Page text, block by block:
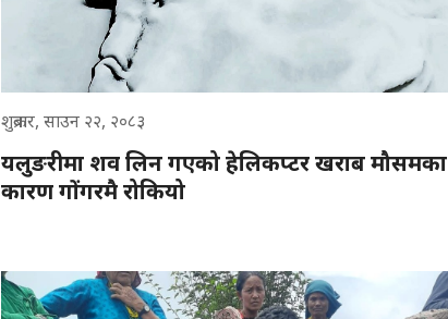
शुक्रबार, साउन २२, २०८३
यलुङरीमा शव लिन गएको हेलिकप्टर खराब मौसमका
कारण गोंगरमै रोकियो